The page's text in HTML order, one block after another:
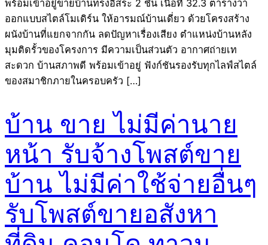
พร้อมเข้าอยู่ขายบ้านทรงอิสระ 2 ชั้น เนื้อที่ 32.3 ตารางวา
ออกแบบสไตล์โมเดิร์น ให้อารมณ์บ้านเดี่ยว ด้วยโครงสร้าง
ผนังบ้านที่แยกจากกัน ลดปัญหาเรื่องเสียง ตำแหน่งบ้านหลัง
มุมติดรั้วของโครงการ มีความเป็นส่วนตัว อากาศถ่ายเท
สะดวก บ้านสภาพดี พร้อมเข้าอยู่ ฟังก์ชันรองรับทุกไลฟ์สไตล์
ของสมาชิกภายในครอบครัว […]
บ้าน ขาย ไม่มีค่านาย
หน้า รับจ้างโพสต์ขาย
บ้าน ไม่มีค่าใช้จ่ายอื่นๆ
รับโพสต์ขายอสังหา